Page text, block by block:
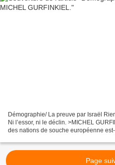
Démographie/ La preuve par Israël
Ni l’essor, ni le déclin. >MICHEL
des nations de souche européenne
Page